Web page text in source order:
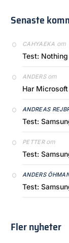
Senaste
CAHYAEKA om
Test: Nothing
ANDERSom
Har
ANDREAS
Test:
PETTERom
Test:
ANDERS
Test:
Fler nyheter